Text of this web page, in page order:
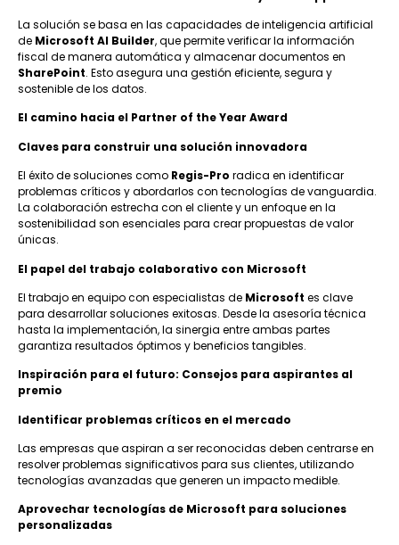
La solución se basa en las capacidades de inteligencia artificial
de Microsoft AI Builder, que permite verificar la información
fiscal de manera automática y almacenar documentos en
SharePoint. Esto asegura una gestión eficiente, segura y
sostenible de los datos.
El camino hacia el Partner of the Year Award
Claves para construir una solución innovadora
El éxito de soluciones como Regis-Pro radica en identificar
problemas críticos y abordarlos con tecnologías de vanguardia.
La colaboración estrecha con el cliente y un enfoque en la
sostenibilidad son esenciales para crear propuestas de valor
únicas.
El papel del trabajo colaborativo con Microsoft
El trabajo en equipo con especialistas de Microsoft es clave
para desarrollar soluciones exitosas. Desde la asesoría técnica
hasta la implementación, la sinergia entre ambas partes
garantiza resultados óptimos y beneficios tangibles.
Inspiración para el futuro: Consejos para aspirantes al
premio
Identificar problemas críticos en el mercado
Las empresas que aspiran a ser reconocidas deben centrarse en
resolver problemas significativos para sus clientes, utilizando
tecnologías avanzadas que generen un impacto medible.
Aprovechar tecnologías de Microsoft para soluciones
personalizadas